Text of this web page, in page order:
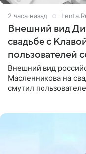
2 часа назад
Внешний вид
свадьбе с
пользователей
Внешний вид
Масленникова на
смутил